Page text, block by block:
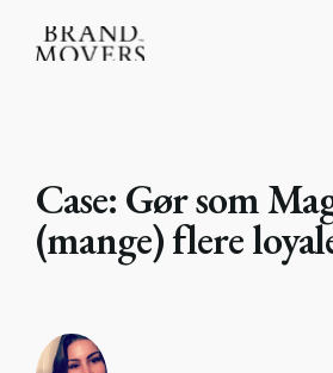
Case: Gør som
(mange) flere